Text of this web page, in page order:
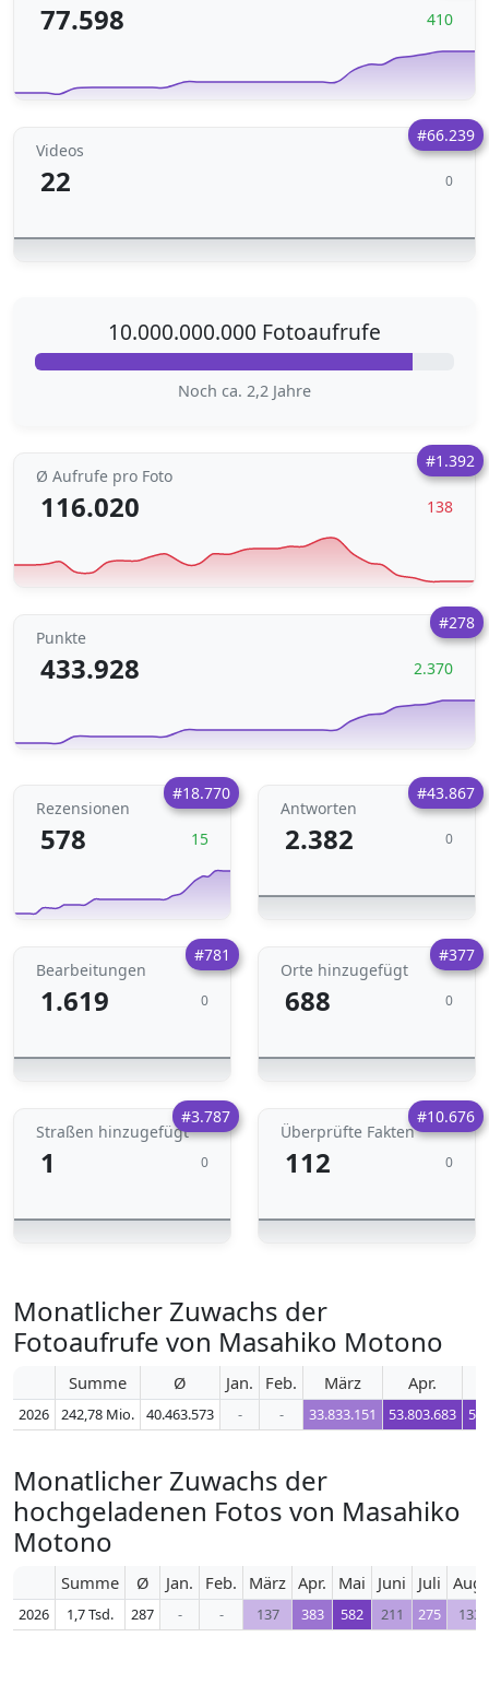
77.598 410
#66.239
Videos
22 0
10.000.000.000 Fotoaufrufe
Noch ca. 2,2 Jahre
#1.392
Ø Aufrufe pro Foto
116.020 138
#278
Punkte
433.928 2.370
#18.770
Rezensionen
578 15
#43.867
Antworten
2.382 0
#781
Bearbeitungen
1.619 0
#377
Orte hinzugefügt
688 0
#3.787
Straßen hinzugefügt
1 0
#10.676
Überprüfte Fakten
112 0
Monatlicher Zuwachs der
Fotoaufrufe von Masahiko Motono
Summe Ø Jan. Feb. März Apr.
2026 242,78 Mio. 40.463.573 - - 33.833.151 53.803.683
Monatlicher Zuwachs der
hochgeladenen Fotos von Masahiko
Motono
Summe Ø Jan. Feb. März Apr. Mai Juni Juli Aug.
2026 1,7 Tsd. 287 - - 137 383 582 211 275 133